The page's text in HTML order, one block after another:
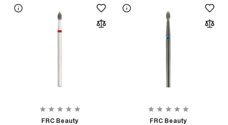
FRC Beauty FRC Beauty